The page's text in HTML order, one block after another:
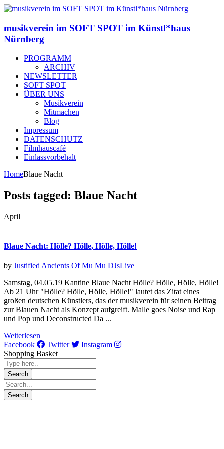
musikverein im SOFT SPOT im Künstl*haus
Nürnberg
PROGRAMM
ARCHIV
NEWSLETTER
SOFT SPOT
ÜBER UNS
Musikverein
Mitmachen
Blog
Impressum
DATENSCHUTZ
Filmhauscafé
Einlassvorbehalt
HomeBlaue Nacht
Posts tagged: Blaue Nacht
April
Blaue Nacht: Hölle? Hölle, Hölle, Hölle!
by Justified Ancients Of Mu Mu DJsLive
Samstag, 04.05.19 Kantine Blaue Nacht Hölle? Hölle, Hölle, Hölle!
Ab 21 Uhr "Hölle? Hölle, Hölle, Hölle!" lautet das Zitat eines
großen deutschen Künstlers, das der musikverein für seinen Beitrag
zur Blauen Nacht als Konzept aufgreift. Malle goes Noise und Rap
und Pop und Deconstructed Da ...
Weiterlesen
Facebook
Twitter
Instagram
Shopping Basket